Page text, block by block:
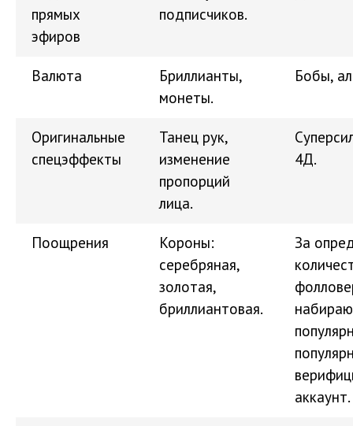
прямых
эфиров
подписчиков.
Валюта
Бриллианты,
монеты.
Бобы,
Оригинальные
спецэффекты
Танец рук,
изменение
пропорций
лица.
4Д.
Поощрения
Короны:
серебряная,
золотая,
бриллиантовая.
За
аккаунт.